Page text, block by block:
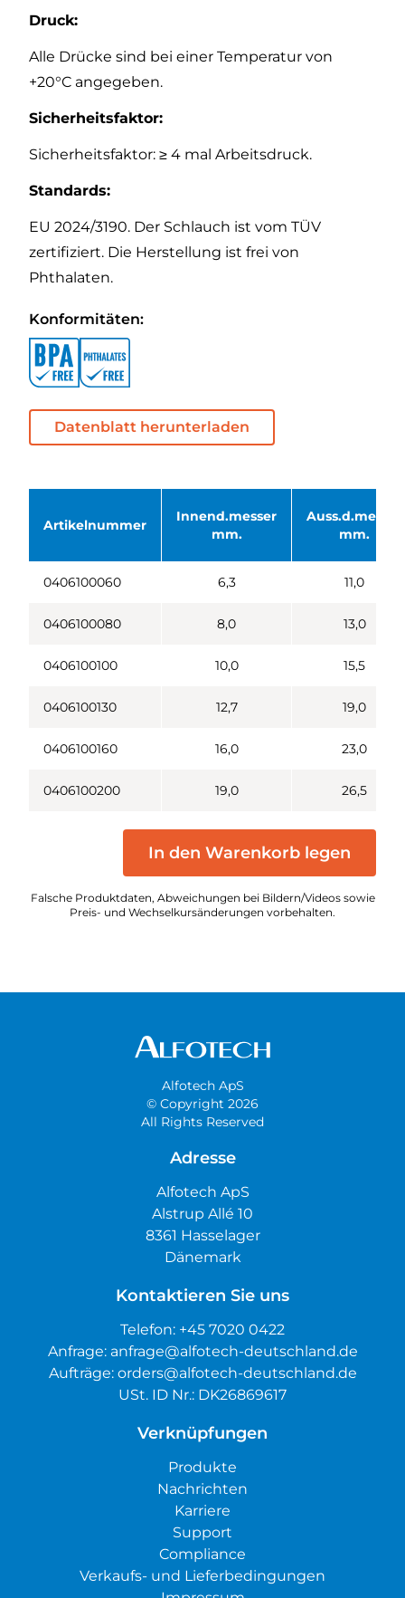
Druck:
Alle Drücke sind bei einer Temperatur von
+20°C angegeben.
Sicherheitsfaktor:
Sicherheitsfaktor: ≥ 4 mal Arbeitsdruck.
Standards:
EU 2024/3190. Der Schlauch ist vom TÜV
zertifiziert. Die Herstellung ist frei von
Phthalaten.
Konformitäten:
Datenblatt herunterladen
Artikelnummer
Innend.messer
mm.
Auss.d.messer
mm.
0406100060 6,3 11,0
0406100080 8,0 13,0
0406100100 10,0 15,5
0406100130 12,7 19,0
0406100160 16,0 23,0
0406100200 19,0 26,5
In den Warenkorb legen
Falsche Produktdaten, Abweichungen bei Bildern/Videos sowie
Preis- und Wechselkursänderungen vorbehalten.
Alfotech ApS
© Copyright 2026
All Rights Reserved
Adresse
Alfotech ApS
Alstrup Allé 10
8361 Hasselager
Dänemark
Kontaktieren Sie uns
Telefon: +45 7020 0422
Anfrage: anfrage@alfotech-deutschland.de
Aufträge: orders@alfotech-deutschland.de
USt. ID Nr.: DK26869617
Verknüpfungen
Produkte
Nachrichten
Karriere
Support
Compliance
Verkaufs- und Lieferbedingungen